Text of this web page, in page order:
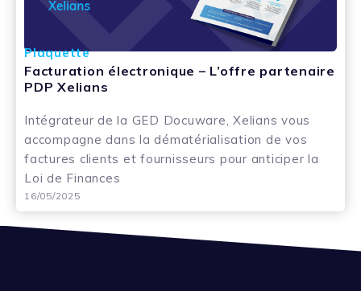
Plaquette
Facturation électronique – L’offre partenaire
PDP Xelians
Intégrateur de la GED Docuware, Xelians vous
accompagne dans la dématérialisation de vos
factures clients et fournisseurs pour anticiper la
Loi de Finances
16/05/2025